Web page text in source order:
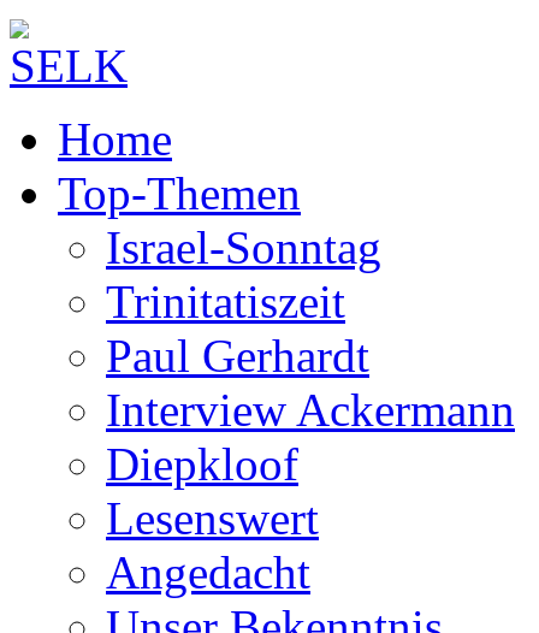
Home
Top-Themen
Israel-Sonntag
Trinitatiszeit
Paul Gerhardt
Interview Ackermann
Diepkloof
Lesenswert
Angedacht